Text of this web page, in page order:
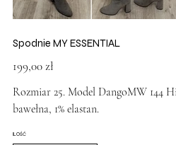
Spodnie MY ESSENTIAL
199,00 zł
Rozmiar 25. Model DangoMW 144
bawełna, 1% elastan.
ILOŚĆ